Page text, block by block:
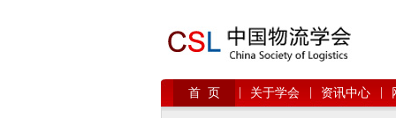
首 页 关于学会 资讯中心